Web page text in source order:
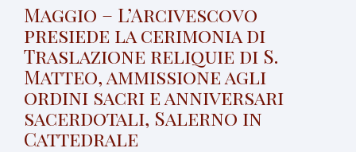
Maggio – L’Arcivescovo
presiede la cerimonia di
Traslazione reliquie di S.
Matteo, ammissione agli
ordini sacri e anniversari
sacerdotali, Salerno in
Cattedrale